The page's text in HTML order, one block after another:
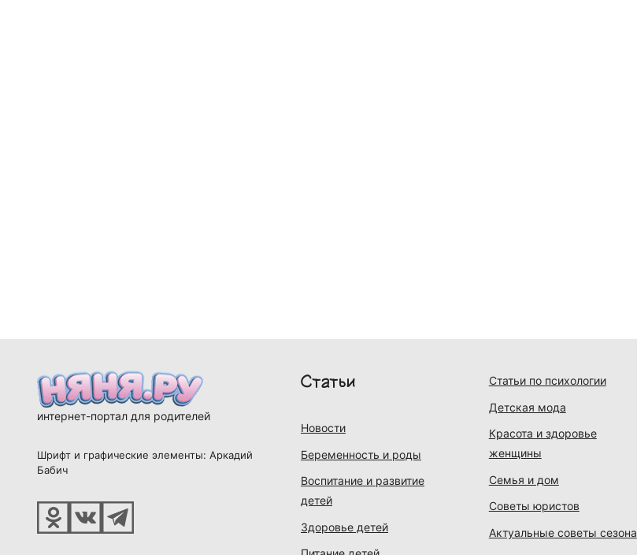
интернет-портал для родителей
Шрифт и графические элементы: Аркадий
Бабич
Статьи
Новости
Беременность и роды
Воспитание и развитие
детей
Здоровье детей
Статьи по психологии
Детская мода
Красота и здоровье
женщины
Семья и дом
Советы юристов
Актуальные советы сезона